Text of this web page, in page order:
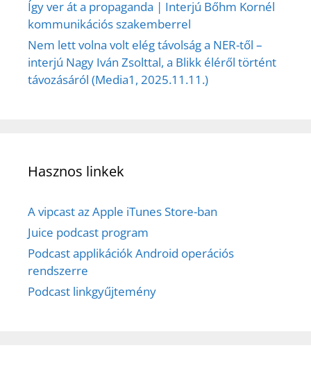
Így ver át a propaganda | Interjú Bőhm Kornél
kommunikációs szakemberrel
Nem lett volna volt elég távolság a NER-től –
interjú Nagy Iván Zsolttal, a Blikk éléről történt
távozásáról (Media1, 2025.11.11.)
Hasznos linkek
A vipcast az Apple iTunes Store-ban
Juice podcast program
Podcast applikációk Android operációs
rendszerre
Podcast linkgyűjtemény